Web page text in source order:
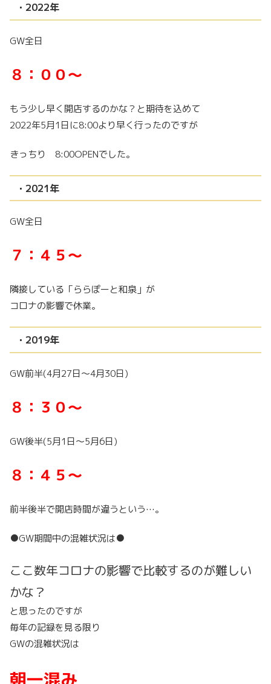
・2022年
GW全日
８：００～
もう少し早く開店するのかな？と期待を込めて
2022年5月1日に8:00より早く行ったのですが
きっちり 8:00OPENでした。
・2021年
GW全日
７：４５～
隣接している「ららぽーと和泉」が
コロナの影響で休業。
・2019年
GW前半(4月27日～4月30日)
８：３０～
GW後半(5月1日～5月6日)
８：４５～
前半後半で開店時間が違うという…。
●GW期間中の混雑状況は●
ここ数年コロナの影響で比較するのが難しい
かな？
と思ったのですが
毎年の記録を見る限り
GWの混雑状況は